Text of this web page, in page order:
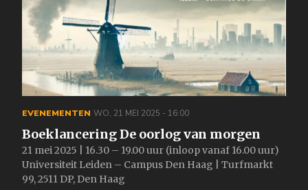
EVENEMENTEN WO, 21 MEI 2025 - 16:00
Boeklancering De oorlog van morgen
21 mei 2025 | 16.30 – 19.00 uur (inloop vanaf 16.00 uur)
Universiteit Leiden – Campus Den Haag | Turfmarkt
99, 2511 DP, Den Haag